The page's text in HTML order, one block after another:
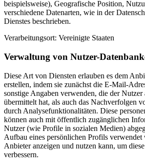
beispielsweise), Geografische Position,
verschiedene Datenarten, wie in der
Dienstes beschrieben.
Verarbeitungsort: Vereinigte Staaten
Verwaltung von Nutzer-
Diese Art von Diensten erlauben es dem
erstellen, indem sie zunächst die E-Mail-
sonstige Angaben verwenden, die der Nutzer
übermittelt hat, als auch das Nachverfolgen
durch Analysefunktionalitäten. Diese
können auch mit öffentlich zugänglichen
Nutzer (wie Profile in sozialen Medien)
Aufbau eines persönlichen Profils verwendet
Anbieter anzeigen und nutzen kann, um
verbessern.